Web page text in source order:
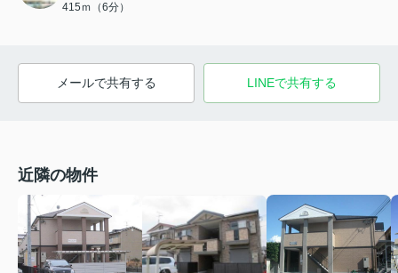
415ｍ（6分）
メールで共有する LINEで共有する
近隣の物件